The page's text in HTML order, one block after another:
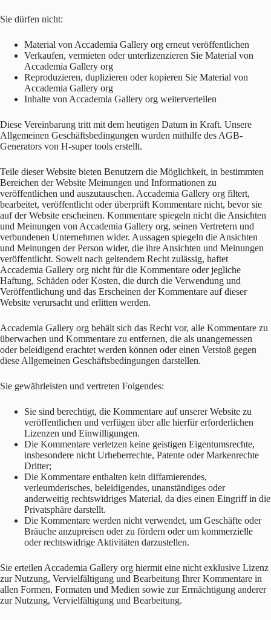
Sie dürfen nicht:
Material von Accademia Gallery org erneut veröffentlichen
Verkaufen, vermieten oder unterlizenzieren Sie Material von
Accademia Gallery org
Reproduzieren, duplizieren oder kopieren Sie Material von
Accademia Gallery org
Inhalte von Accademia Gallery org weiterverteilen
Diese Vereinbarung tritt mit dem heutigen Datum in Kraft. Unsere
Allgemeinen Geschäftsbedingungen wurden mithilfe des AGB-
Generators von H-super tools erstellt.
Teile dieser Website bieten Benutzern die Möglichkeit, in bestimmten
Bereichen der Website Meinungen und Informationen zu
veröffentlichen und auszutauschen. Accademia Gallery org filtert,
bearbeitet, veröffentlicht oder überprüft Kommentare nicht, bevor sie
auf der Website erscheinen. Kommentare spiegeln nicht die Ansichten
und Meinungen von Accademia Gallery org, seinen Vertretern und
verbundenen Unternehmen wider. Aussagen spiegeln die Ansichten
und Meinungen der Person wider, die ihre Ansichten und Meinungen
veröffentlicht. Soweit nach geltendem Recht zulässig, haftet
Accademia Gallery org nicht für die Kommentare oder jegliche
Haftung, Schäden oder Kosten, die durch die Verwendung und
Veröffentlichung und das Erscheinen der Kommentare auf dieser
Website verursacht und erlitten werden.
Accademia Gallery org behält sich das Recht vor, alle Kommentare zu
überwachen und Kommentare zu entfernen, die als unangemessen
oder beleidigend erachtet werden können oder einen Verstoß gegen
diese Allgemeinen Geschäftsbedingungen darstellen.
Sie gewährleisten und vertreten Folgendes:
Sie sind berechtigt, die Kommentare auf unserer Website zu
veröffentlichen und verfügen über alle hierfür erforderlichen
Lizenzen und Einwilligungen.
Die Kommentare verletzen keine geistigen Eigentumsrechte,
insbesondere nicht Urheberrechte, Patente oder Markenrechte
Dritter;
Die Kommentare enthalten kein diffamierendes,
verleumderisches, beleidigendes, unanständiges oder
anderweitig rechtswidriges Material, da dies einen Eingriff in die
Privatsphäre darstellt.
Die Kommentare werden nicht verwendet, um Geschäfte oder
Bräuche anzupreisen oder zu fördern oder um kommerzielle
oder rechtswidrige Aktivitäten darzustellen.
Sie erteilen Accademia Gallery org hiermit eine nicht exklusive Lizenz
zur Nutzung, Vervielfältigung und Bearbeitung Ihrer Kommentare in
allen Formen, Formaten und Medien sowie zur Ermächtigung anderer
zur Nutzung, Vervielfältigung und Bearbeitung.